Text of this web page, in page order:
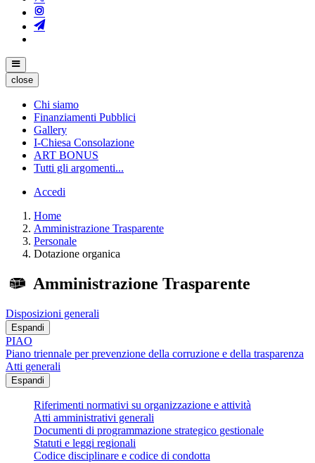
close
Chi siamo
Finanziamenti Pubblici
Gallery
I-Chiesa Consolazione
ART BONUS
Tutti gli argomenti...
Accedi
Home
Amministrazione Trasparente
Personale
Dotazione organica
Amministrazione Trasparente
Disposizioni generali
Espandi
PIAO
Piano triennale per prevenzione della corruzione e della trasparenza
Atti generali
Espandi
Riferimenti normativi su organizzazione e attività
Atti amministrativi generali
Documenti di programmazione strategico gestionale
Statuti e leggi regionali
Codice disciplinare e codice di condotta